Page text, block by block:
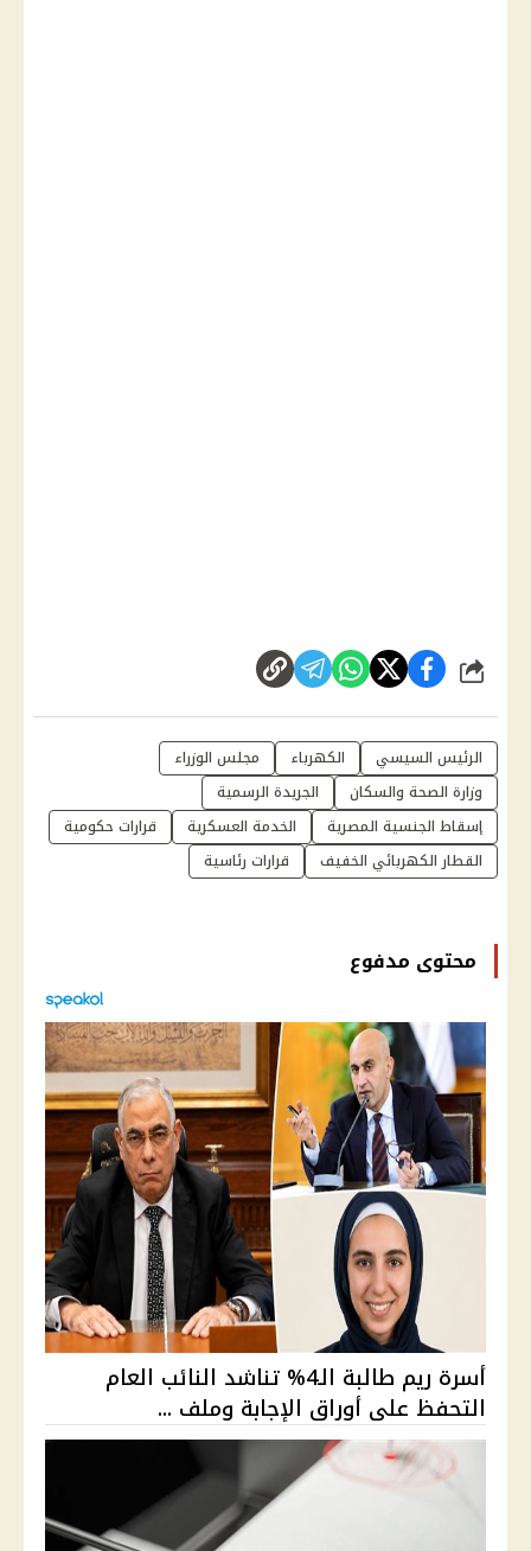
شارك
الرئيس السيسي الكهرباء
مجلس الوزراء
وزارة الصحة والسكان
الجريدة الرسمية
إسقاط الجنسية المصرية
الخدمة العسكرية
قرارات حكومية
القطار الكهربائي الخفيف
قرارات رئاسية
محتوى مدفوع
أسرة ريم طالبة الـ4% تناشد النائب العام
التحفظ على أوراق الإجابة وملف ...